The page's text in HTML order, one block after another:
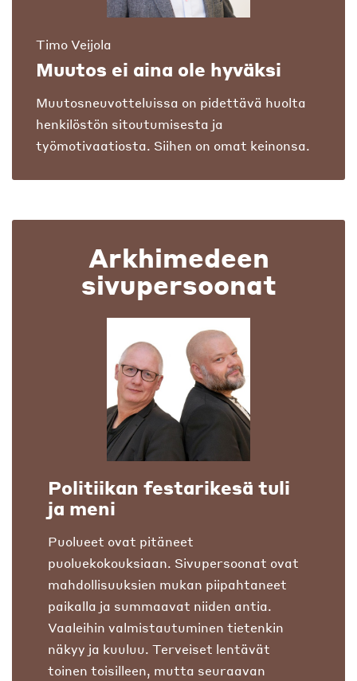
Timo Veijola
Muutos ei aina ole hyväksi
Muutosneuvotteluissa on pidettävä huolta
henkilöstön sitoutumisesta ja
työmotivaatiosta. Siihen on omat keinonsa.
Arkhimedeen
sivupersoonat
Politiikan festarikesä tuli
ja meni
Puolueet ovat pitäneet
puoluekokouksiaan. Sivupersoonat ovat
mahdollisuuksien mukan piipahtaneet
paikalla ja summaavat niiden antia.
Vaaleihin valmistautuminen tietenkin
näkyy ja kuuluu. Terveiset lentävät
toinen toisilleen, mutta seuraavan